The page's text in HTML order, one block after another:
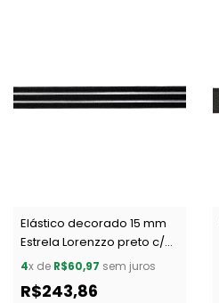
Elástico decorado 15 mm
Estrela Lorenzzo preto c/
50 m
4x de R$60,97 sem juros
R$243,86